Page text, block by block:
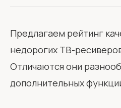
Предлагаем рейтинг
недорогих ТВ-
Отличаются они
дополнительных